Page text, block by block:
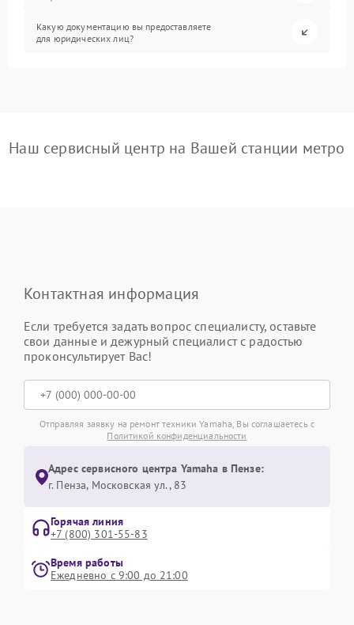
Какую документацию вы предоставляете
для юридических лиц?
Наш сервисный центр на Вашей станции метро
Контактная информация
Если требуется задать вопрос специалисту, оставьте
свои данные и дежурный специалист с радостью
проконсультирует Вас!
Отправляя заявку на ремонт техники Yamaha, Вы соглашаетесь с
Политикой конфиденциальности
Адрес сервисного центра Yamaha в Пензе:
г. Пенза, Московская ул., 83
Горячая линия
+7 (800) 301-55-83
Время работы
Ежедневно с 9:00 до 21:00